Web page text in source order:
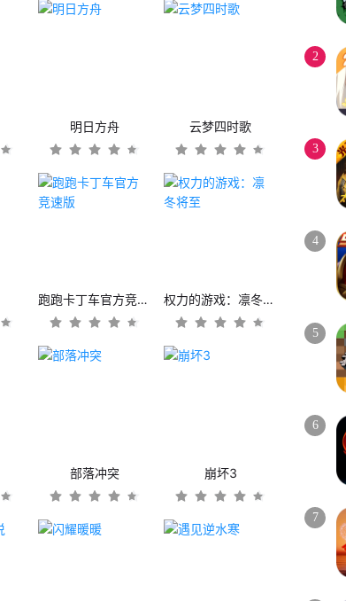
明日方舟 云梦四时歌
跑跑卡丁车官方竞速版 权力的游戏：凛冬将至
部落冲突 崩坏3
2
3
4
5
6
7